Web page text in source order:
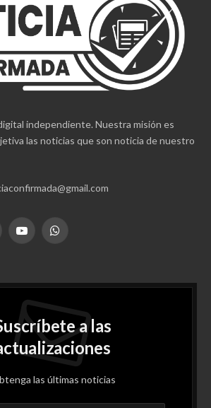
independiente. Nuestra misión es
las noticias que son noticia de nuestro
YouTubeWhatsApp
a las
las últimas noticias